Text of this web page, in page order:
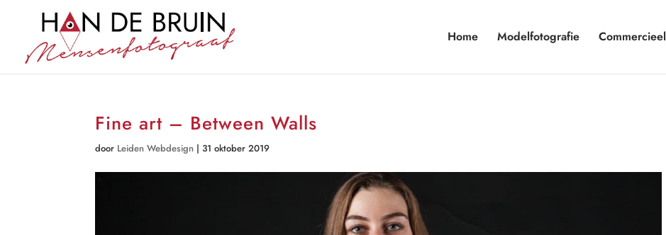
Home Modelfotografie Commercieel
Fine art – Between Walls
door Leiden Webdesign |31 oktober 2019